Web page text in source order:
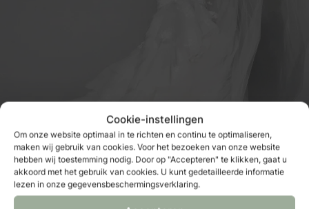
Cookie-instellingen
Om onze website optimaal in te richten en continu te optimaliseren,
maken wij gebruik van cookies. Voor het bezoeken van onze website
hebben wij toestemming nodig. Door op "Accepteren" te klikken, gaat u
akkoord met het gebruik van cookies. U kunt gedetailleerde informatie
lezen in onze gegevensbeschermingsverklaring.Foto: Pronovias / Vera Wang Bride